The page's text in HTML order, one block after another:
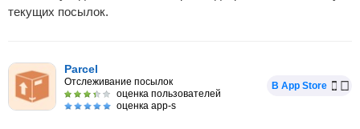
текущих посылок.
Parcel
Отслеживание посылок
оценка пользователей
оценка app-s
В App Store